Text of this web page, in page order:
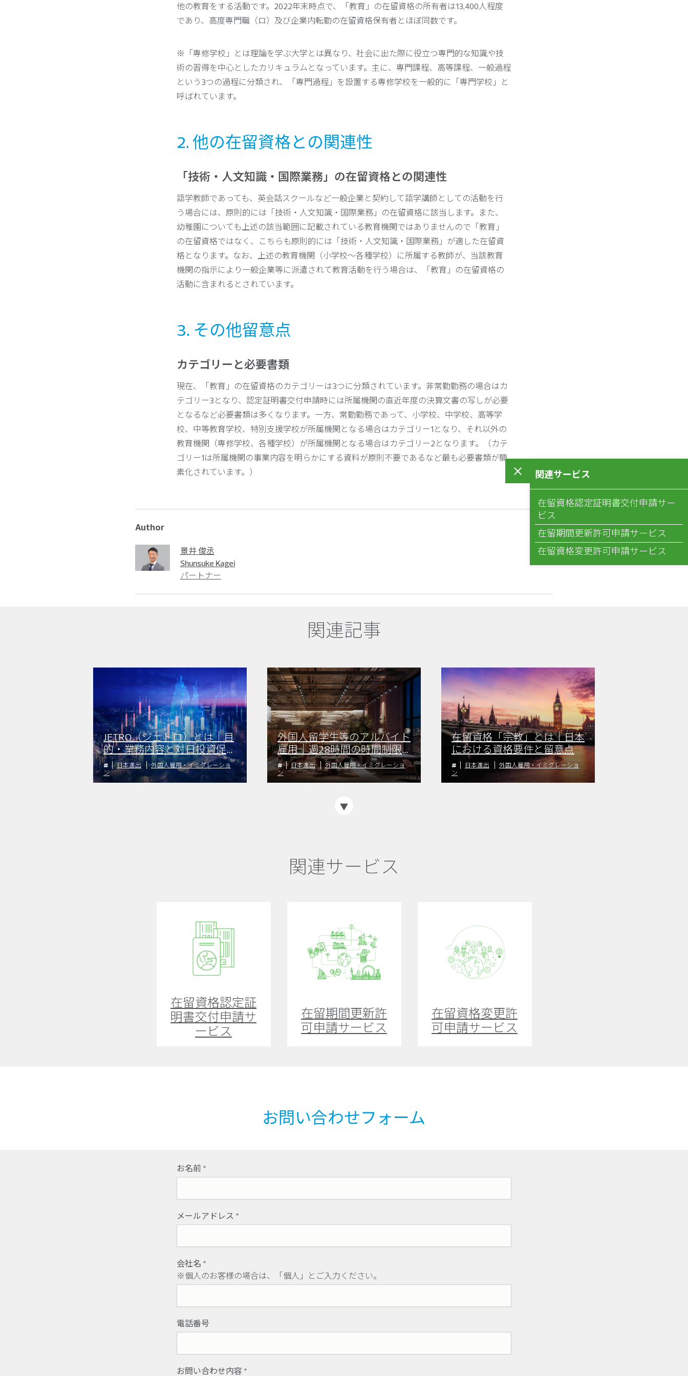
他の教育をする活動です。2022年末時点で、「教育」の在留資格の所有者は13,400人程度
であり、高度専門職（ロ）及び企業内転勤の在留資格保有者とほぼ同数です。
※「専修学校」とは理論を学ぶ大学とは異なり、社会に出た際に役立つ専門的な知識や技
術の習得を中心としたカリキュラムとなっています。主に、専門課程、高等課程、一般過程
という3つの過程に分類され、「専門過程」を設置する専修学校を一般的に「専門学校」と
呼ばれています。
2. 他の在留資格との関連性
「技術・人文知識・国際業務」の在留資格との関連性
語学教師であっても、英会話スクールなど一般企業と契約して語学講師としての活動を行
う場合には、原則的には「技術・人文知識・国際業務」の在留資格に該当します。また、
幼稚園についても上述の該当範囲に記載されている教育機関ではありませんので「教育」
の在留資格ではなく、こちらも原則的には「技術・人文知識・国際業務」が適した在留資
格となります。なお、上述の教育機関（小学校～各種学校）に所属する教師が、当該教育
機関の指示により一般企業等に派遣されて教育活動を行う場合は、「教育」の在留資格の
活動に含まれるとされています。
3. その他留意点
カテゴリーと必要書類
現在、「教育」の在留資格のカテゴリーは3つに分類されています。非常勤勤務の場合はカ
テゴリー3となり、認定証明書交付申請時には所属機関の直近年度の決算文書の写しが必要
となるなど必要書類は多くなります。一方、常勤勤務であって、小学校、中学校、高等学
校、中等教育学校、特別支援学校が所属機関となる場合はカテゴリー1となり、それ以外の
教育機関（専修学校、各種学校）が所属機関となる場合はカテゴリー2となります。（カテ
ゴリー1は所属機関の事業内容を明らかにする資料が原則不要であるなど最も必要書類が簡
素化されています。）
Author
景井 俊丞
Shunsuke Kagei
パートナー
関連記事
JETRO（ジェトロ）とは｜目
的・業務内容と対日投資促進
のための活動
日本進出
外国人雇用・イミグレーショ
ン
外国人留学生等のアルバイト
雇用｜週28時間の時間制限
と留意点
日本進出
外国人雇用・イミグレーショ
ン
在留資格「宗教」とは｜日本
における資格要件と留意点
日本進出
外国人雇用・イミグレーショ
ン
関連サービス
在留資格認定証
明書交付申請サ
ービス
在留期間更新許
可申請サービス
在留資格変更許
可申請サービス
お問い合わせフォーム
お名前 *
メールアドレス *
会社名 *
※個人のお客様の場合は、「個人」とご入力ください。
電話番号
お問い合わせ内容 *
関連サービス
在留資格認定証明書交付申請サー
ビス
在留期間更新許可申請サービス
在留資格変更許可申請サービス